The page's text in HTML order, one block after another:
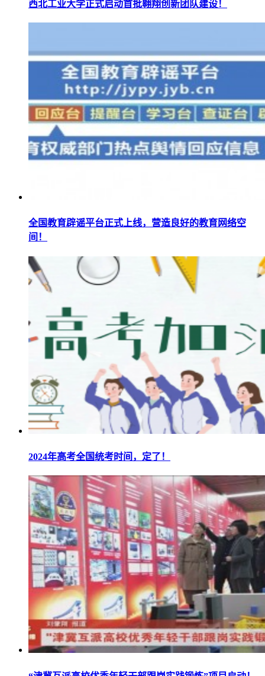
西北工业大学正式启动首批翱翔创新团队建设！
全国教育辟谣平台正式上线，营造良好的教育网络空
间！
2024年高考全国统考时间，定了！